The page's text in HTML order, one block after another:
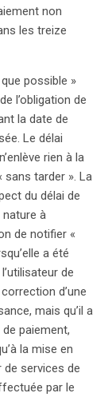
non
les treize
possible »
l’obligation de
la date de
Le délai
rien à la
sans tarder ». La
du délai de
à
de notifier «
a été
de
d’une
mais qu’il a
paiement,
la mise en
de services de
par le